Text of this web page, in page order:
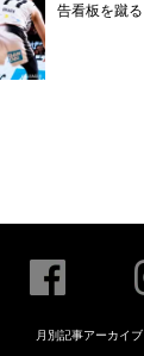
告看板を蹴る
月別記事アーカイブ